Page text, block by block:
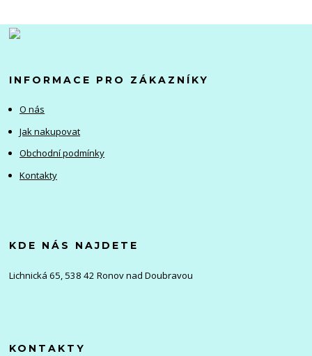
INFORMACE PRO ZÁKAZNÍKY
O nás
Jak nakupovat
Obchodní podmínky
Kontakty
KDE NÁS NAJDETE
Lichnická 65, 538 42 Ronov nad Doubravou
KONTAKTY